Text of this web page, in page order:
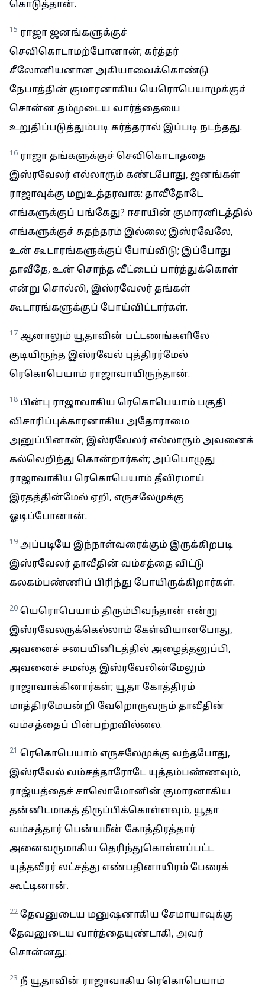
கொடுத்தான்.
15 ராஜா ஜனங்களுக்குச்
செவிகொடாமற்போனான்; கர்த்தர்
சீலோனியனான அகியாவைக்கொண்டு
நேபாத்தின் குமாரனாகிய யெரொபெயாமுக்குச்
சொன்ன தம்முடைய வார்த்தையை
உறுதிப்படுத்தும்படி கர்த்தரால் இப்படி நடந்தது.
16 ராஜா தங்களுக்குச் செவிகொடாததை
இஸ்ரவேலர் எல்லாரும் கண்டபோது, ஜனங்கள்
ராஜாவுக்கு மறுஉத்தரவாக: தாவீதோடே
எங்களுக்குப் பங்கேது? ஈசாயின் குமாரனிடத்தில்
எங்களுக்குச் சுதந்தரம் இல்லை; இஸ்ரவேலே,
உன் கூடாரங்களுக்குப் போய்விடு; இப்போது
தாவீதே, உன் சொந்த வீட்டைப் பார்த்துக்கொள்
என்று சொல்லி, இஸ்ரவேலர் தங்கள்
கூடாரங்களுக்குப் போய்விட்டார்கள்.
17 ஆனாலும் யூதாவின் பட்டணங்களிலே
குடியிருந்த இஸ்ரவேல் புத்திரர்மேல்
ரெகொபெயாம் ராஜாவாயிருந்தான்.
18 பின்பு ராஜாவாகிய ரெகொபெயாம் பகுதி
விசாரிப்புக்காரனாகிய அதோராமை
அனுப்பினான்; இஸ்ரவேலர் எல்லாரும் அவனைக்
கல்லெறிந்து கொன்றார்கள்; அப்பொழுது
ராஜாவாகிய ரெகொபெயாம் தீவிரமாய்
இரதத்தின்மேல் ஏறி, எருசலேமுக்கு
ஓடிப்போனான்.
19 அப்படியே இந்நாள்வரைக்கும் இருக்கிறபடி
இஸ்ரவேலர் தாவீதின் வம்சத்தை விட்டு
கலகம்பண்ணிப் பிரிந்து போயிருக்கிறார்கள்.
20 யெரொபெயாம் திரும்பிவந்தான் என்று
இஸ்ரவேலருக்கெல்லாம் கேள்வியானபோது,
அவனைச் சபையினிடத்தில் அழைத்தனுப்பி,
அவனைச் சமஸ்த இஸ்ரவேலின்மேலும்
ராஜாவாக்கினார்கள்; யூதா கோத்திரம்
மாத்திரமேயன்றி வேறொருவரும் தாவீதின்
வம்சத்தைப் பின்பற்றவில்லை.
21 ரெகொபெயாம் எருசலேமுக்கு வந்தபோது,
இஸ்ரவேல் வம்சத்தாரோடே யுத்தம்பண்ணவும்,
ராஜ்யத்தைச் சாலொமோனின் குமாரனாகிய
தன்னிடமாகத் திருப்பிக்கொள்ளவும், யூதா
வம்சத்தார் பென்யமீன் கோத்திரத்தார்
அனைவருமாகிய தெரிந்துகொள்ளப்பட்ட
யுத்தவீரர் லட்சத்து எண்பதினாயிரம் பேரைக்
கூட்டினான்.
22 தேவனுடைய மனுஷனாகிய சேமாயாவுக்கு
தேவனுடைய வார்த்தையுண்டாகி, அவர்
சொன்னது:
23 நீ யூதாவின் ராஜாவாகிய ரெகொபெயாம்